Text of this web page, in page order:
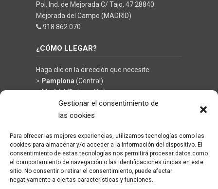
Gestionar el consentimiento de
las cookies
Para ofrecer las mejores experiencias, utilizamos tecnologías como las
cookies para almacenar y/o acceder a la información del dispositivo. El
consentimiento de estas tecnologías nos permitirá procesar datos como
el comportamiento de navegación o las identificaciones únicas en este
sitio. No consentir o retirar el consentimiento, puede afectar
negativamente a ciertas características y funciones.
Pol. Ind. de Mejorada C/ Tajo, 47 28840
Mejorada del Campo (MADRID)
918 862 070
¿CÓMO LLEGAR?
Haga clic en la dirección que necesite:
> Pamplona (Central)
>Madrid(Delegación)
© KRÜGER TECHNOLOGY S.L.- Soluciones en
limpieza y climatización